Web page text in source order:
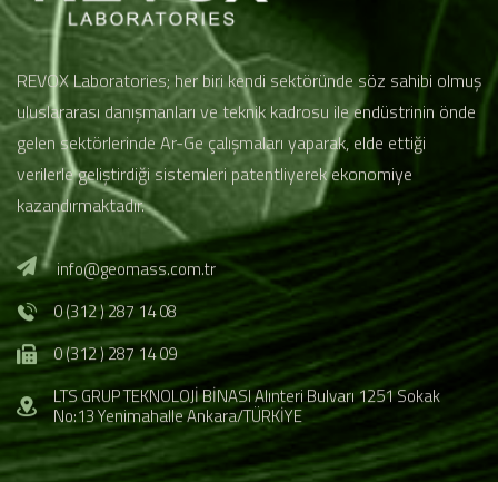
REVOX Laboratories; her biri kendi sektöründe söz sahibi olmuş
uluslararası danışmanları ve teknik kadrosu ile endüstrinin önde
gelen sektörlerinde Ar-Ge çalışmaları yaparak, elde ettiği
verilerle geliştirdiği sistemleri patentliyerek ekonomiye
kazandırmaktadır.
info@geomass.com.tr
0 (312 ) 287 14 08
0 (312 ) 287 14 09
LTS GRUP TEKNOLOJİ BİNASI Alınteri Bulvarı 1251 Sokak
No:13 Yenimahalle Ankara/TÜRKİYE